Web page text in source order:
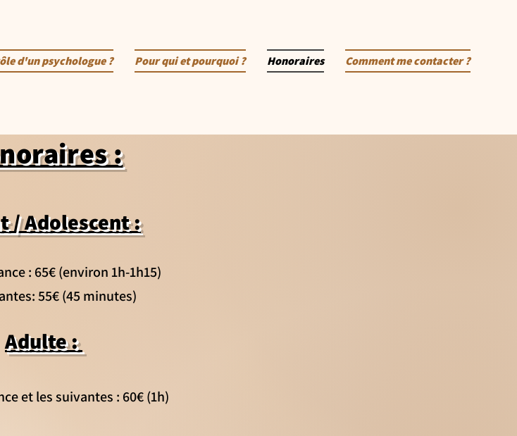
d'un psychologue ? Pour qui et pourquoi ? Honoraires Comment me contacter ?
:
/ Adolescent:
: 65€ (environ 1h-1h15)
55€ (45 minutes)
Adulte :
et les suivantes : 60€ (1h)